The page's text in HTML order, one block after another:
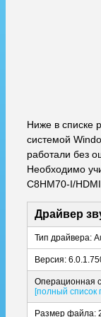
Ниже в списке
системой
работали без
Необходимо
C8HM70-I/
Драйвер
Тип драйвера:
Версия:
Операционная
[полный
Размер файла: